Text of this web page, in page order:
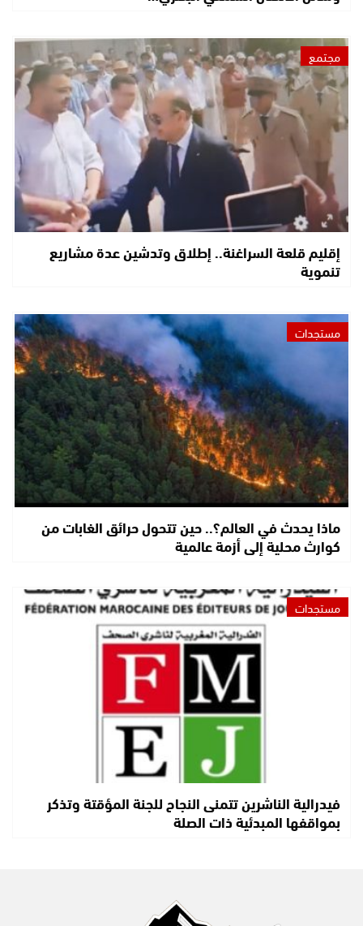
مجتمع
إقليم قلعة السراغنة.. إطلاق وتدشين عدة مشاريع
تنموية
مستجدات
ماذا يحدث في العالم؟.. حين تتحول حرائق الغابات من
كوارث محلية إلى أزمة عالمية
مستجدات
فيدرالية الناشرين تتمنى النجاح للجنة المؤقتة وتذكر
بمواقفها المبدئية ذات الصلة